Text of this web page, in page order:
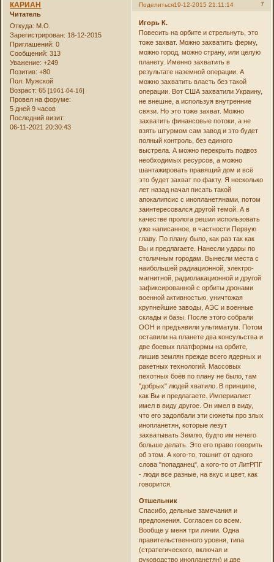
Поделиться 7
19-12-2015 21:11:14
КАРИАН
Читатель
Откуда: М.О.
Зарегистрирован: 18-12-2015
Приглашений: 0
Сообщений: 313
Уважение: +249
Позитив: +80
Пол: Мужской
Возраст: 65[1961-04-16]
Провел на форуме:
5 дней 9 часов
Последний визит:
06-11-2021 20:30:43
Игорь К.
Повесить на орбите и стрельнуть, это
тоже захват. Можно захватить ферму,
можно город, можно страну, или целую
планету. Именно захватить в
результате наземной операции. А
можно захватить власть без такой
операции. Вот США захватили Украину,
не внешне, а используя внутренние
связи. Но это тоже захват. Можно
захватить финансовые потоки, а не
взять штурмом сам завод и это будет
полный контроль, без единого
выстрела. А можно перекрыть подвоз
необходимых ресурсов, а можно
шантажировать правящий дом и всё
это будет захват по факту. Я несколько
лет назад начал писать такой
апокалипсис с инопланетянами, потом
заинтересовался другой темой. А в
качестве пролога решил использовать
уже написанное, в частности Первую
главу. По плану было, как раз так как
Вы и предлагаете. Нанесли удары по
столичным городам. Вынесли места с
наибольшей радиационной, электро-
магнитной, радиолакационной и другой
зафиксированной с орбиты дронами
военной активностью, уничтожая
крупнейшие заводы, АЭС и военные
склады и базы. После этого собрали
ООН и предъявили ультиматум. Потом
оставили на планете два консульства и
две боевых платформы на орбите,
лишив землян прежде всего ядерных и
ракетных технологий. Массовых
пехотных боёв по плану не было, там
"добрых" людей хватило. В принципе,
как Вы и предлагаете. Империалист
имел в виду другое. Он имел в виду,
что его задолбали эти сюжеты про злых
инопланетян, которые лезут
захватывать Землю, будто им нечего
больше делать. Это его право говорить
об этом. А кого-то, тошнит от одного
слова "попаданец", а кого-то от ЛитРПГ
- люди все разные, на вкус и цвет, как
говорится.
Отшельник
Спасибо, дельные замечания и
предложения. Согласен со всем.
Вообще у меня три линии. Одна
правительственного уровня, типа
(стратегического, включая и
руководство инопланетян) и две